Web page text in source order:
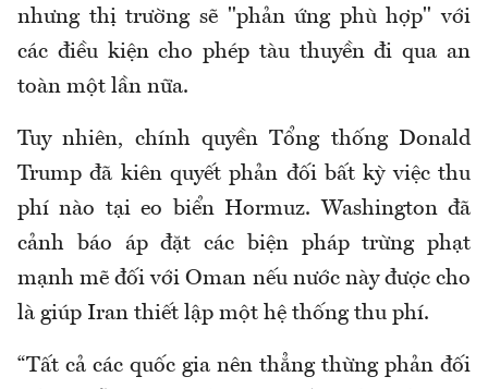
nhưng thị trường sẽ "phản ứng phù hợp" với
các điều kiện cho phép tàu thuyền đi qua an
toàn một lần nữa.
Tuy nhiên, chính quyền Tổng thống Donald
Trump đã kiên quyết phản đối bất kỳ việc thu
phí nào tại eo biển Hormuz. Washington đã
cảnh báo áp đặt các biện pháp trừng phạt
mạnh mẽ đối với Oman nếu nước này được cho
là giúp Iran thiết lập một hệ thống thu phí.
“Tất cả các quốc gia nên thẳng thừng phản đối